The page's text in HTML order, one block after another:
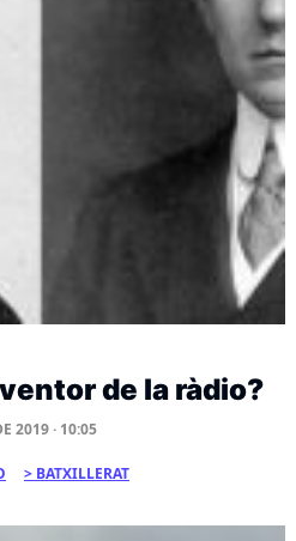
de la ràdio?
2019 · 10:05
BATXILLERAT